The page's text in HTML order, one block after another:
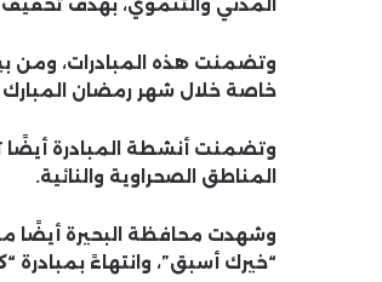
المدني والتنموي، بهدف
وتضمنت هذه المبادرات، ومن
خاصة خلال شهر رمضان المبارك
وتضمنت أنشطة المبادرة أيضًا
المناطق الصحراوية والنائية.
وشهدت محافظة البحيرة أيضًا
“خيرك أسبق”، وانتهاءً بمبادرة